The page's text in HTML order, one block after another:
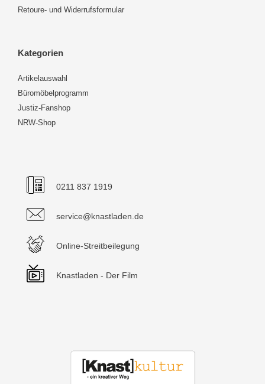
Retoure- und Widerrufsformular
Kategorien
Artikelauswahl
Büromöbelprogramm
Justiz-Fanshop
NRW-Shop
0211 837 1919
service@knastladen.de
Online-Streitbeilegung
Knastladen - Der Film